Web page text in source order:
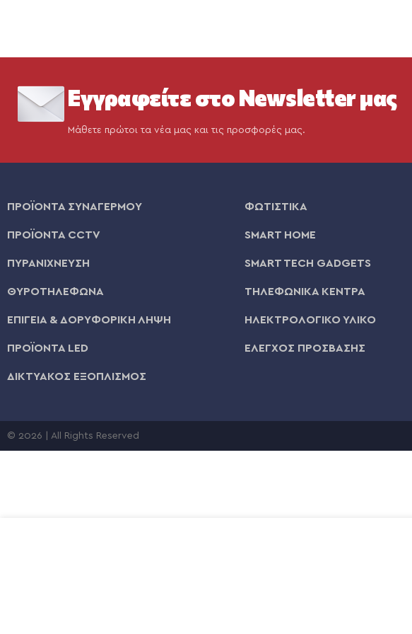
Εγγραφείτε στο Newsletter μας
Μάθετε πρώτοι τα νέα μας και τις προσφορές μας.
ΠΡΟΪΟΝΤΑ ΣΥΝΑΓΕΡΜΟΥ
ΠΡΟΪΟΝΤΑ CCTV
ΠΥΡΑΝΙΧΝΕΥΣΗ
ΘΥΡΟΤΗΛΕΦΩΝΑ
ΕΠΙΓΕΙΑ & ΔΟΡΥΦΟΡΙΚΗ ΛΗΨΗ
ΠΡΟΪΟΝΤΑ LED
ΔΙΚΤΥΑΚΟΣ ΕΞΟΠΛΙΣΜΟΣ
ΦΩΤΙΣΤΙΚΑ
SMART HOME
SMART TECH GADGETS
ΤΗΛΕΦΩΝΙΚΑ ΚΕΝΤΡΑ
ΗΛΕΚΤΡΟΛΟΓΙΚΟ ΥΛΙΚΟ
ΕΛΕΓΧΟΣ ΠΡΟΣΒΑΣΗΣ
© 2026 | All Rights Reserved